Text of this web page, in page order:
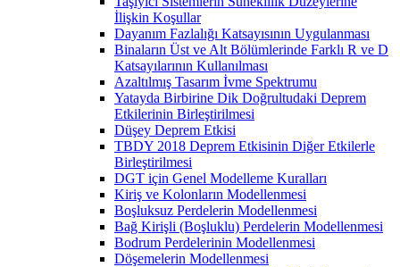
İlişkin Koşullar
Dayanım Fazlalığı Katsayısının Uygulanması
Binaların Üst ve Alt Bölümlerinde Farklı R ve D
Katsayılarının Kullanılması
Azaltılmış Tasarım İvme Spektrumu
Yatayda Birbirine Dik Doğrultudaki Deprem
Etkilerinin Birleştirilmesi
Düşey Deprem Etkisi
TBDY 2018 Deprem Etkisinin Diğer Etkilerle
Birleştirilmesi
DGT için Genel Modelleme Kuralları
Kiriş ve Kolonların Modellenmesi
Boşluksuz Perdelerin Modellenmesi
Bağ Kirişli (Boşluklu) Perdelerin Modellenmesi
Bodrum Perdelerinin Modellenmesi
Döşemelerin Modellenmesi